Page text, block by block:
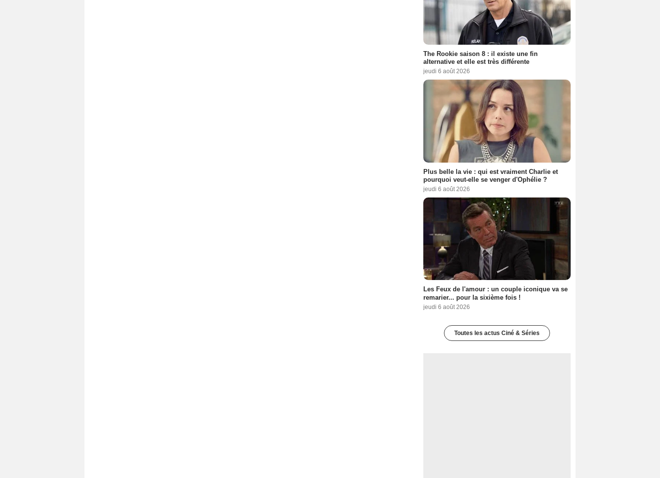
The Rookie saison 8 : il existe une fin
alternative et elle est très différente
jeudi 6 août 2026
Plus belle la vie : qui est vraiment Charlie et
pourquoi veut-elle se venger d'Ophélie ?
jeudi 6 août 2026
Les Feux de l'amour : un couple iconique va se
remarier... pour la sixième fois !
jeudi 6 août 2026
Toutes les actus Ciné & Séries